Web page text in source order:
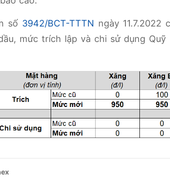
số 3942/BCT-TTTN ngày
mức trích lập và chi sử dụng